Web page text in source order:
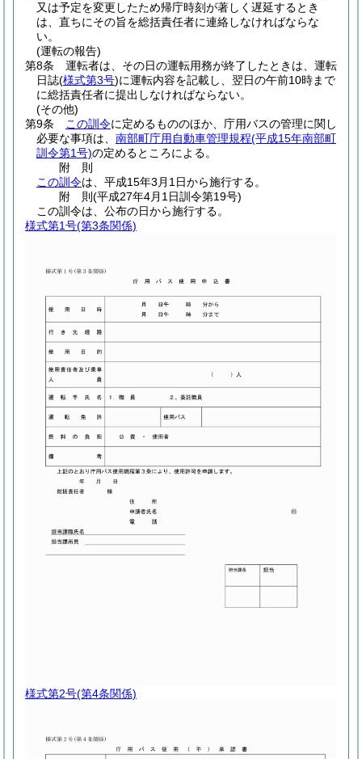
又は予定を変更したため帰庁時刻が著しく遅延するとき
は、直ちにその旨を総括責任者に連絡しなければならな
い。
(運転の報告)
第8条
運転者は、その日の運転用務が終了したときは、運転
日誌(様式第3号)に運転内容を記載し、翌日の午前10時まで
に総括責任者に提出しなければならない。
(その他)
第9条
この訓令に定めるもののほか、庁用バスの管理に関し
必要な事項は、 南部町庁用自動車管理規程(平成15年南部町
訓令第1号)の定めるところによる。
附 則
この訓令は、平成15年3月1日から施行する。
附 則(平成27年4月1日訓令第19号)
この訓令は、公布の日から施行する。
様式第1号(第3条関係)
様式第2号(第4条関係)